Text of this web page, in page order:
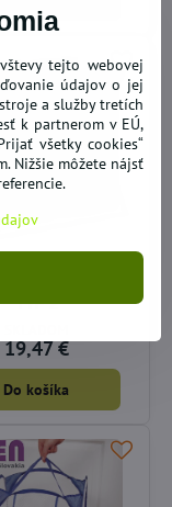
LAUNDRY
TYP 2
19,47 €
Do košíka
tejto webovej
údajov o jej
a služby tretích
k partnerom v EÚ,
všetky cookies“
Nižšie môžete nájsť